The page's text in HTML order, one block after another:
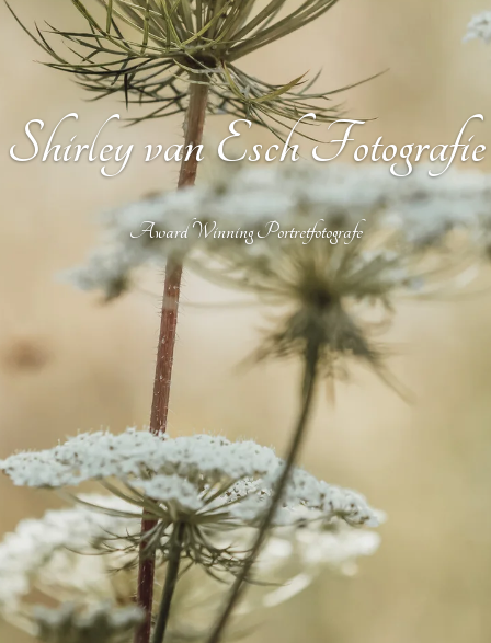
Shirley van Esch Fotografie
Award Winning Portretfotografe